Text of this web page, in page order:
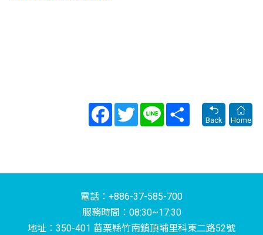
FacebookTwitter Line
Share
Back
Home
電話：+886-37-585-700
服務時間：08:30~17:30
地址：350-401 苗栗縣竹南鎮頂埔里科東二路52號